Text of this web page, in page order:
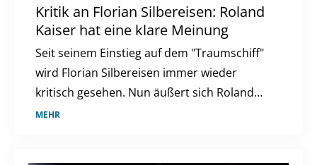
Kritik an Florian Silbereisen: Roland
Kaiser hat eine klare Meinung
Seit seinem Einstieg auf dem "Traumschiff"
wird Florian Silbereisen immer wieder
kritisch gesehen. Nun äußert sich Roland
Kaiser zur Debatte um den ZDF-Kapitän.
MEHR